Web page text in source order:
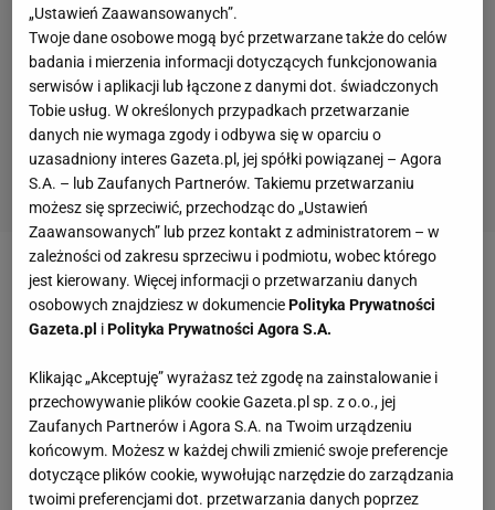
Espanyol Barcelona, Villarreal, Real Saragossa,
Athletic Bilbao, Real Sociedad oraz Sevilla złożyły w
środę odwołanie do sądu w Madrycie, zmierzające
do potępienia umowy przyjętej przez Zgromadzenie
Ogólne Ligi 11 lutego" - czytamy w oświadczeniu
klubów.
Jest to reakcja na strajk zaplanowany przez ligę na
„Ustawień Zaawansowanych”.
Twoje dane osobowe mogą być przetwarzane także do celów
badania i mierzenia informacji dotyczących funkcjonowania
serwisów i aplikacji lub łączone z danymi dot. świadczonych
Tobie usług. W określonych przypadkach przetwarzanie
danych nie wymaga zgody i odbywa się w oparciu o
uzasadniony interes Gazeta.pl, jej spółki powiązanej – Agora
S.A. – lub Zaufanych Partnerów. Takiemu przetwarzaniu
możesz się sprzeciwić, przechodząc do „Ustawień
Zaawansowanych” lub przez kontakt z administratorem – w
zależności od zakresu sprzeciwu i podmiotu, wobec którego
jest kierowany. Więcej informacji o przetwarzaniu danych
osobowych znajdziesz w dokumenciePolityka Prywatności
Gazeta.pl iPolityka Prywatności Agora S.A.
Klikając „Akceptuję” wyrażasz też zgodę na zainstalowanie i
przechowywanie plików cookie Gazeta.pl sp. z o.o., jej
Zaufanych Partnerów i Agora S.A. na Twoim urządzeniu
końcowym. Możesz w każdej chwili zmienić swoje preferencje
dotyczące plików cookie, wywołując narzędzie do zarządzania
twoimi preferencjami dot. przetwarzania danych poprzez